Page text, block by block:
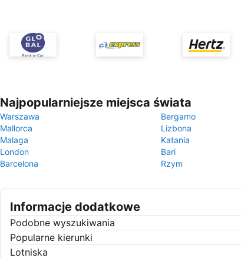
Najpopularniejsze miejsca świata
Warszawa
Bergamo
Mallorca
Lizbona
Malaga
Katania
London
Bari
Barcelona
Rzym
Informacje dodatkowe
Podobne wyszukiwania
Popularne kierunki
Lotniska